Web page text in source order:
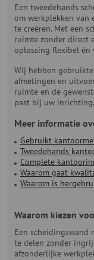
Een tweedehands
om werkplekken van
te creëren. Met een
ruimte zonder direct
oplossing flexibel én
Wij hebben
afmetingen en
ruimte en de
past bij uw inrichting.
Meer informatie
Gebruikt
Tweedehands
Complete
Waarom gaat
Waarom is
Waarom kiezen
Een
te delen zonder
afzonderlijke